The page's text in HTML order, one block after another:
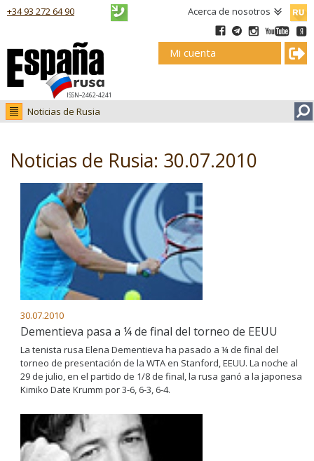
Acerca de nosotros
ISSN–2462-4241
+34 93 272 64 90
Mi cuenta
Noticias de Rusia
Noticias de Rusia
Ruso.tv
Noticias de Rusia: 30.07.2010
30.07.2010
Dementieva pasa a ¼ de final del torneo de EEUU
La tenista rusa Elena Dementieva ha pasado a ¼ de final del
torneo de presentación de la WTA en Stanford, EEUU. La noche al
29 de julio, en el partido de 1/8 de final, la rusa ganó a la japonesa
Kimiko Date Krumm por 3-6, 6-3, 6-4.